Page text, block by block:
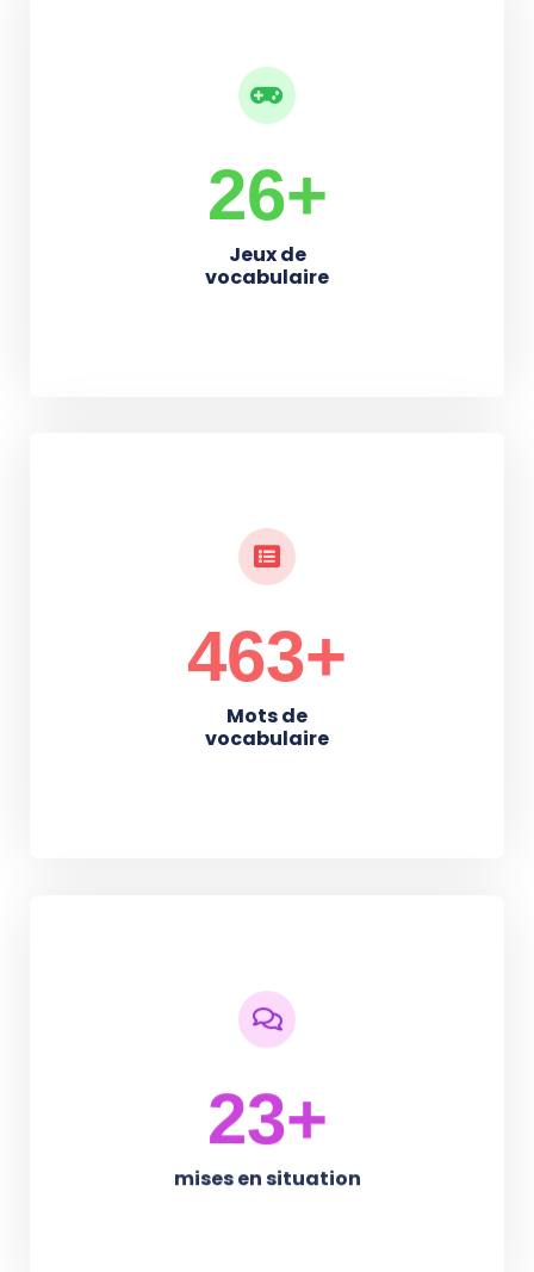
33+
Jeux de
vocabulaire
640+
Mots de
vocabulaire
31+
mises en situation